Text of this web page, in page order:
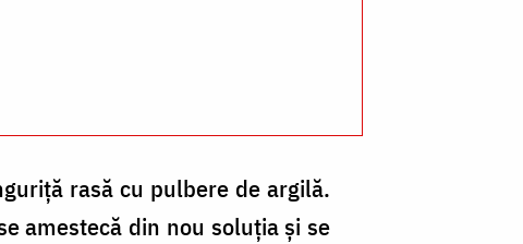
rasă cu pulbere de argilă.
amestecă din nou soluția și se